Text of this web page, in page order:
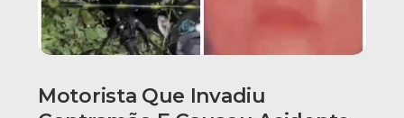
Motorista Que Invadiu